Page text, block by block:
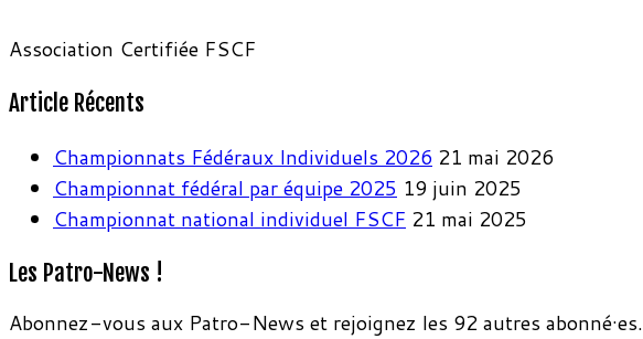
Association Certifiée FSCF
Article Récents
Championnats Fédéraux Individuels 2026 21 mai 2026
Championnat fédéral par équipe 2025 19 juin 2025
Championnat national individuel FSCF 21 mai 2025
Les Patro-News !
Abonnez-vous aux Patro-News et rejoignez les 92 autres abonné·es.